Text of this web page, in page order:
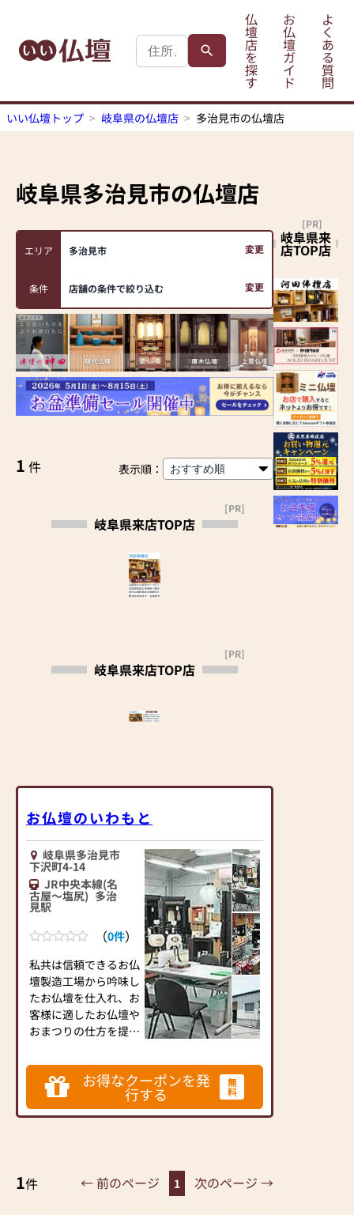
仏
壇
店
を
探
す
お
仏
壇
ガ
イ
ド
よ
く
あ
る
質
問
いい仏壇トップ 岐阜県の仏壇店 多治見市の仏壇店
岐阜県多治見市の仏壇店
エリア 多治見市 変更
条件 店舗の条件で絞り込む 変更
1 件 表示順：
岐阜県来店TOP店
[PR]
岐阜県来店TOP店
[PR]
お仏壇のいわもと
岐阜県多治見市
下沢町4-14
JR中央本線(名
古屋～塩尻) 多治
見駅
（0件）
私共は信頼できるお仏
壇製造工場から吟味し
たお仏壇を仕入れ、お
客様に適したお仏壇や
おまつりの仕方を提案
<br>
お仏壇廻り、仏具に関
するさまざまな作法や
意味合いなどをお伝え
<br>
お得なクーポンを発
行する
無
料
1件 ← 前のページ 1 次のページ →
岐阜県来
店TOP店
[PR]